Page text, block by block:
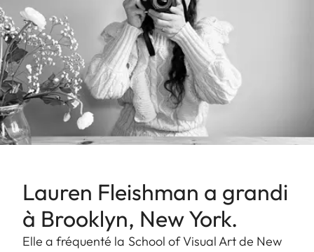
Lauren Fleishman a grandi
à Brooklyn, New York.
Elle a fréquenté la School of Visual Art de New